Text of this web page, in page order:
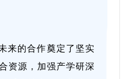
来的合作奠定了坚实
资源，加强产学研深